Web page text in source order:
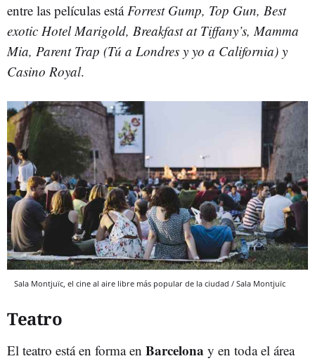
entre las películas está Forrest Gump, Top Gun, Best
exotic Hotel Marigold, Breakfast at Tiffany’s, Mamma
Mia, Parent Trap (Tú a Londres y yo a California) y
Casino Royal.
Sala Montjuïc, el cine al aire libre más popular de la ciudad / Sala Montjuïc
Teatro
El teatro está en forma en Barcelona y en toda el área